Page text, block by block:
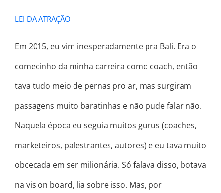
LEI DA ATRAÇÃO
Em 2015, eu vim inesperadamente pra Bali. Era o
comecinho da minha carreira como coach, então
tava tudo meio de pernas pro ar, mas surgiram
passagens muito baratinhas e não pude falar não.
Naquela época eu seguia muitos gurus (coaches,
marketeiros, palestrantes, autores) e eu tava muito
obcecada em ser milionária. Só falava disso, botava
na vision board, lia sobre isso. Mas, por